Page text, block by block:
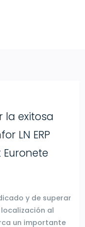
la exitosa
LN ERP
y de superar
al
un importante